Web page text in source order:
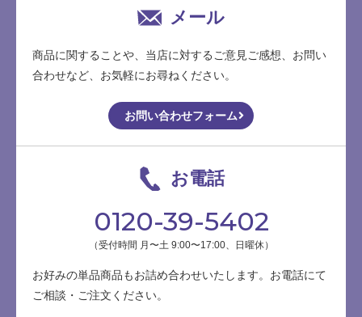
メール
商品に関することや、当店に対するご意見ご感想、お問い
合わせなど、お気軽にお尋ねください。
お問い合わせフォーム
お電話
0120-39-5402
（受付時間 月〜土 9:00〜17:00、日曜休）
お好みの単品商品もお詰め合わせいたします。お電話にて
ご相談・ご注文ください。